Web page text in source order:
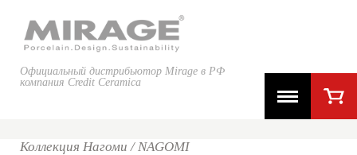
Официальный дистрибьютор Mirage в РФ
компания Credit Ceramica
Коллекция Нагоми / NAGOMI